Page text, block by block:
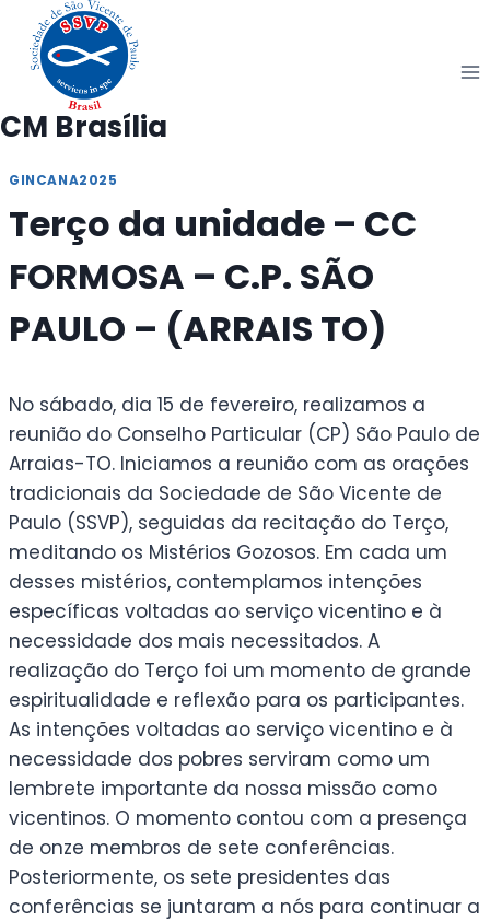
Pular
para
Conteúdo
CM Brasília
GINCANA2025
Terço da unidade – CC
FORMOSA – C.P. SÃO
PAULO – (ARRAIS TO)
No sábado, dia 15 de fevereiro, realizamos a
reunião do Conselho Particular (CP) São Paulo de
Arraias-TO. Iniciamos a reunião com as orações
tradicionais da Sociedade de São Vicente de
Paulo (SSVP), seguidas da recitação do Terço,
meditando os Mistérios Gozosos. Em cada um
desses mistérios, contemplamos intenções
específicas voltadas ao serviço vicentino e à
necessidade dos mais necessitados. A
realização do Terço foi um momento de grande
espiritualidade e reflexão para os participantes.
As intenções voltadas ao serviço vicentino e à
necessidade dos pobres serviram como um
lembrete importante da nossa missão como
vicentinos. O momento contou com a presença
de onze membros de sete conferências.
Posteriormente, os sete presidentes das
conferências se juntaram a nós para continuar a